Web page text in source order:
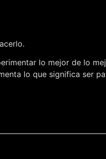
lo mejor de lo
lo que significa ser